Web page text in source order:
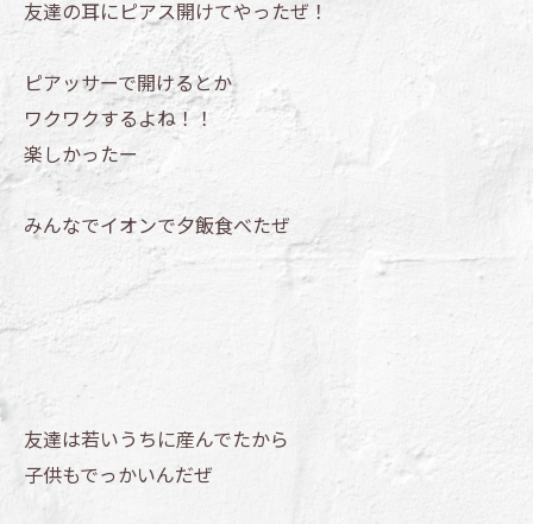
友達の耳にピアス開けてやったぜ！
ピアッサーで開けるとか
ワクワクするよね！！
楽しかったー
みんなでイオンで夕飯食べたぜ
友達は若いうちに産んでたから
子供もでっかいんだぜ